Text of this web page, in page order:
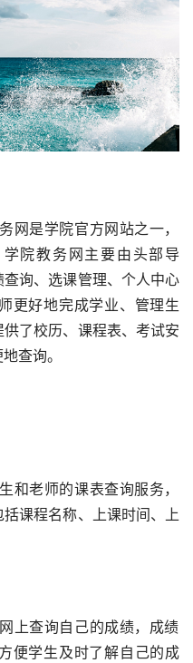
学院教务网主要由头部导
询、选课管理、个人中心
更好地完成学业、管理生
了校历、课程表、考试安
查询。
课程名称、上课时间、上
便学生及时了解自己的成